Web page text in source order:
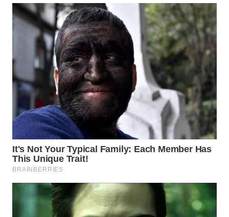
WAHANA
ADVOKAT
WAHANA
INFRASTRUKTUR
WAHANA
KONSUMEN
WAHANA
LISTRIK
WAHANA
TRAVEL